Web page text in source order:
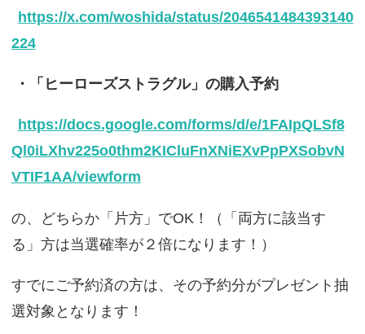
https://x.com/woshida/status/2046541484393140
224
・「ヒーローズストラグル」の購入予約
https://docs.google.com/forms/d/e/1FAIpQLSf8
Ql0iLXhv225o0thm2KICluFnXNiEXvPpPXSobvN
VTIF1AA/viewform
の、どちらか「片方」でOK！（「両方に該当す
る」方は当選確率が２倍になります！）
すでにご予約済の方は、その予約分がプレゼント抽
選対象となります！